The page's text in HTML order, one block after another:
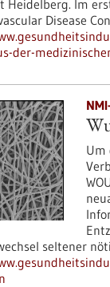
Heidelberg. Im
Disease
der-
Um
seltener